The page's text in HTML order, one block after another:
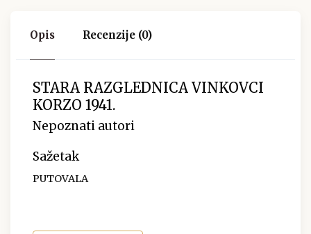
Opis Recenzije (0)
STARA RAZGLEDNICA VINKOVCI
KORZO 1941.
Nepoznati autori
Sažetak
PUTOVALA